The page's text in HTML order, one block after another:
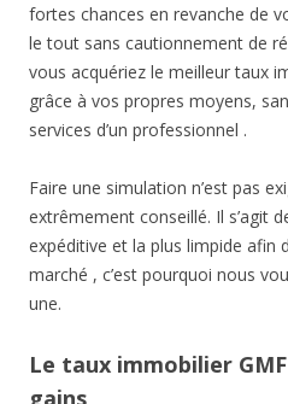
fortes chances en revanche de
le tout sans cautionnement de
vous acquériez le meilleur taux
grâce à vos propres moyens,
services d’un professionnel .
Faire une simulation n’est pas
extrêmement conseillé. Il s’agit
expéditive et la plus limpide afin
marché , c’est pourquoi nous
une.
Le taux immobilier
gains